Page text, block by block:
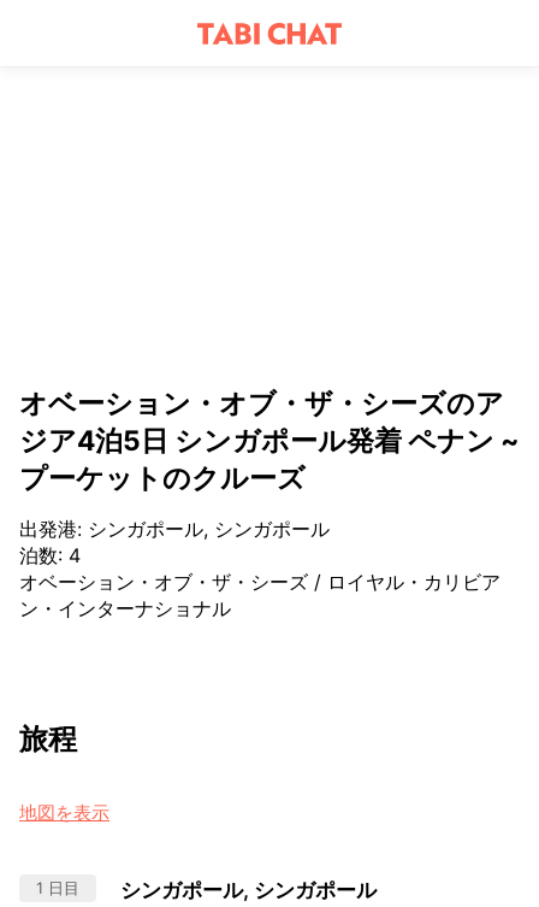
オベーション・オブ・ザ・シーズのア
ジア4泊5日 シンガポール発着 ペナン ~
プーケットのクルーズ
出発港: シンガポール, シンガポール
泊数: 4
オベーション・オブ・ザ・シーズ / ロイヤル・カリビア
ン・インターナショナル
旅程
地図を表示
1 日目 シンガポール, シンガポール